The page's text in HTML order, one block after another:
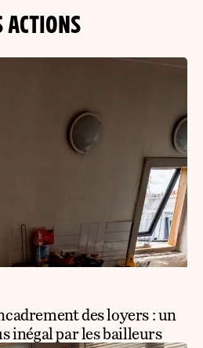
ACTIONS
des loyers : un
inégal par les bailleurs